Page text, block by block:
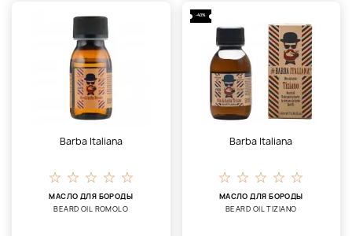
Barba Italiana
МАСЛО ДЛЯ БОРОДЫ
BEARD OIL ROMOLO
-40%
Barba Italiana
МАСЛО ДЛЯ БОРОДЫ
BEARD OIL TIZIANO